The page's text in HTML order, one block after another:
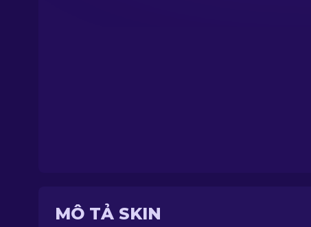
MÔ TẢ SKIN